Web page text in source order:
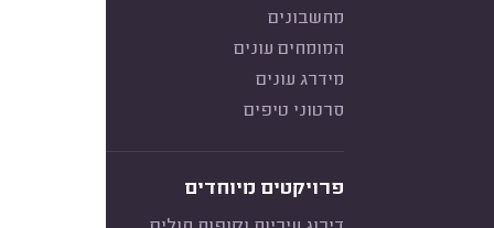
מחשבונים
המומחים עונים
מידרג עונים
סרטוני טיפים
פרויקטים מיוחדים